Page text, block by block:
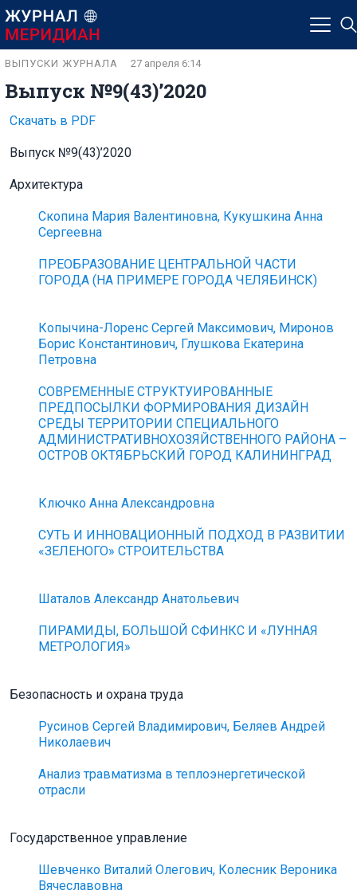
Выпуск №9(43)’2020
ВЫПУСКИ ЖУРНАЛА 27 апреля 6:14
Скачать в PDF
Выпуск №9(43)’2020
Архитектура
Скопина Мария Валентиновна, Кукушкина Анна
Сергеевна
ПРЕОБРАЗОВАНИЕ ЦЕНТРАЛЬНОЙ ЧАСТИ
ГОРОДА (НА ПРИМЕРЕ ГОРОДА ЧЕЛЯБИНСК)
Копычина-Лоренс Сергей Максимович, Миронов
Борис Константинович, Глушкова Екатерина
Петровна
СОВРЕМЕННЫЕ СТРУКТУИРОВАННЫЕ
ПРЕДПОСЫЛКИ ФОРМИРОВАНИЯ ДИЗАЙН
СРЕДЫ ТЕРРИТОРИИ СПЕЦИАЛЬНОГО
АДМИНИСТРАТИВНОХОЗЯЙСТВЕННОГО РАЙОНА –
ОСТРОВ ОКТЯБРЬСКИЙ ГОРОД КАЛИНИНГРАД
Ключко Анна Александровна
СУТЬ И ИННОВАЦИОННЫЙ ПОДХОД В РАЗВИТИИ
«ЗЕЛЕНОГО» СТРОИТЕЛЬСТВА
Шаталов Александр Анатольевич
ПИРАМИДЫ, БОЛЬШОЙ СФИНКС И «ЛУННАЯ
МЕТРОЛОГИЯ»
Безопасность и охрана труда
Русинов Сергей Владимирович, Беляев Андрей
Николаевич
Анализ травматизма в теплоэнергетической
отрасли
Государственное управление
Шевченко Виталий Олегович, Колесник Вероника
Вячеславовна